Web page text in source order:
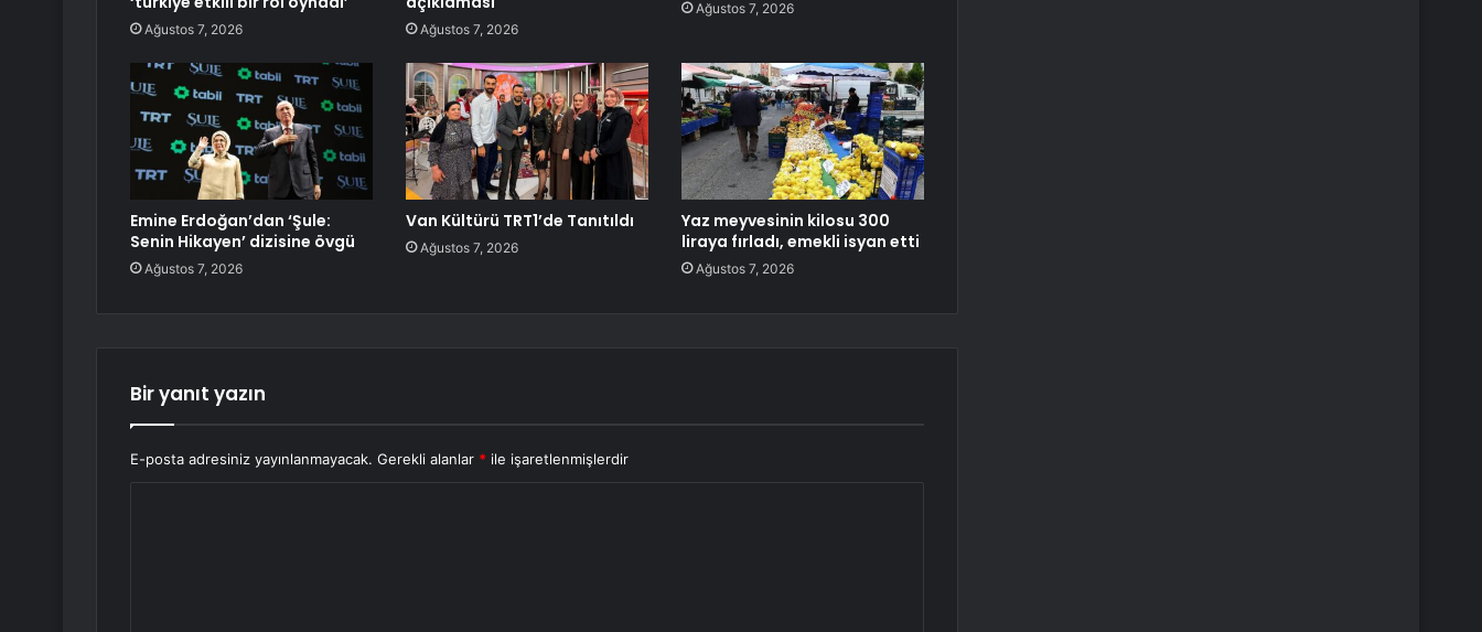
Ağustos 7, 2026 Ağustos 7, 2026
Ağustos 7, 2026
Emine Erdoğan’dan ‘Şule:
Senin Hikayen’ dizisine övgü
Ağustos 7, 2026
Van Kültürü TRT1’de Tanıtıldı
Ağustos 7, 2026
Yaz meyvesinin kilosu 300
liraya fırladı, emekli isyan etti
Ağustos 7, 2026
Bir yanıt yazın
E-posta adresiniz yayınlanmayacak. Gerekli alanlar * ile işaretlenmişlerdir